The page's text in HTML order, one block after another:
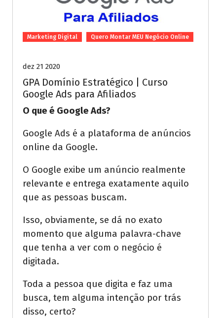
Marketing Digital Quero Montar MEU Negócio Online
dez 21 2020
GPA Domínio Estratégico | Curso
Google Ads para Afiliados
O que é Google Ads?
Google Ads é a plataforma de anúncios
online da Google.
O Google exibe um anúncio realmente
relevante e entrega exatamente aquilo
que as pessoas buscam.
Isso, obviamente, se dá no exato
momento que alguma palavra-chave
que tenha a ver com o negócio é
digitada.
Toda a pessoa que digita e faz uma
busca, tem alguma intenção por trás
disso, certo?